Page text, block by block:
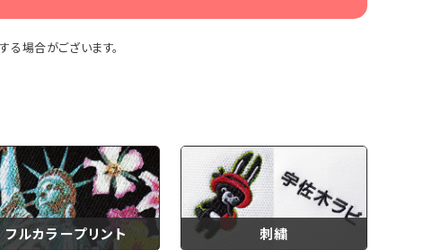
場合がございます。
フルカラープリント 刺繍